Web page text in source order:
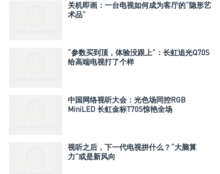
关机即画：一台电视如何成为客厅的“隐形艺
术品”
“参数买到顶，体验没跟上”：长虹追光Q70S
给高端电视打了个样
中国网络视听大会：光色场同控RGB
MiniLED 长虹金标T70S惊艳全场
视听之后，下一代电视拼什么？“大脑算
力”或是新风向